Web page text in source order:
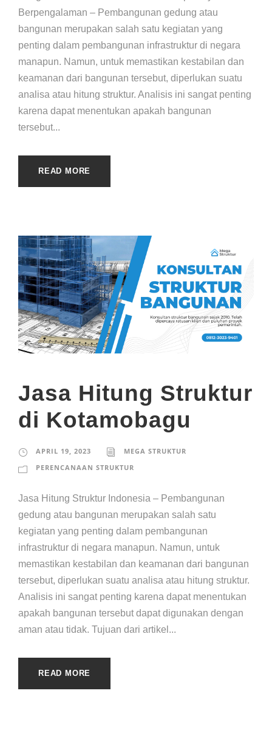
Berpengalaman – Pembangunan gedung atau
bangunan merupakan salah satu kegiatan yang
penting dalam pembangunan infrastruktur di negara
manapun. Namun, untuk memastikan kestabilan dan
keamanan dari bangunan tersebut, diperlukan suatu
analisa atau hitung struktur. Analisis ini sangat penting
karena dapat menentukan apakah bangunan
tersebut...
READ MORE
Jasa Hitung Struktur
di Kotamobagu
APRIL 19, 2023
MEGA STRUKTUR
PERENCANAAN STRUKTUR
Jasa Hitung Struktur Indonesia – Pembangunan
gedung atau bangunan merupakan salah satu
kegiatan yang penting dalam pembangunan
infrastruktur di negara manapun. Namun, untuk
memastikan kestabilan dan keamanan dari bangunan
tersebut, diperlukan suatu analisa atau hitung struktur.
Analisis ini sangat penting karena dapat menentukan
apakah bangunan tersebut dapat digunakan dengan
aman atau tidak. Tujuan dari artikel...
READ MORE